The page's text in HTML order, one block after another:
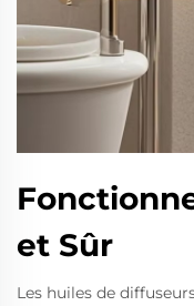
et Sûr
Les huiles de